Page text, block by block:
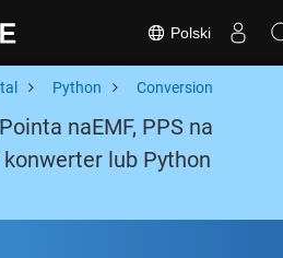
Polski
Python Conversion
naEMF, PPS na
konwerter lub Python